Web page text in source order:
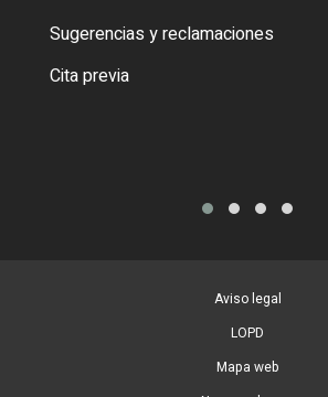
Sugerencias y reclamaciones
Cita previa
Aviso legal
LOPD
Mapa web